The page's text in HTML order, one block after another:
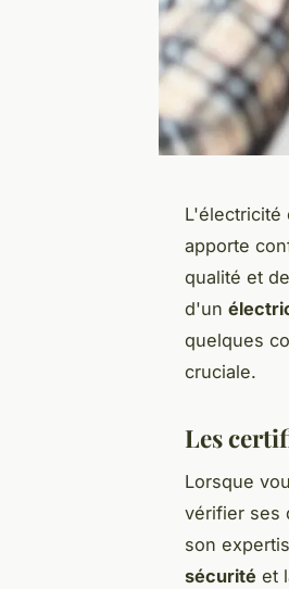
L'électricité
apporte
qualité et
d'un
quelques
cruciale.
Les
Lorsque
vérifier ses
son
sécurité et